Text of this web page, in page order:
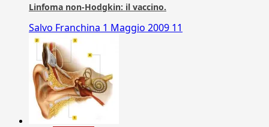
Linfoma non-Hodgkin: il vaccino.
Salvo Franchina 1 Maggio 2009 11